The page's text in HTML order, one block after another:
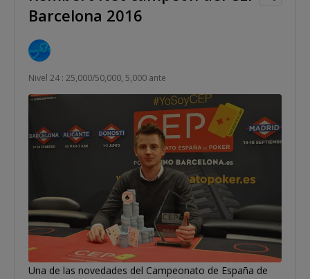
Barcelona 2016
Nivel 24 : 25,000/50,000, 5,000 ante
Una de las novedades del Campeonato de España de